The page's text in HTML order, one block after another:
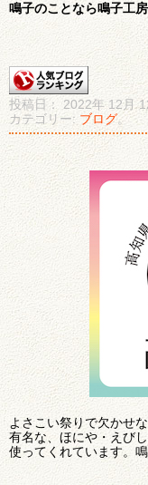
鳴子のことなら鳴子工
投稿日： 2022年 12月
カテゴリー: ブログ。
よさこい祭りで欠かせ
有名な、ほにや・えび
使ってくれています。